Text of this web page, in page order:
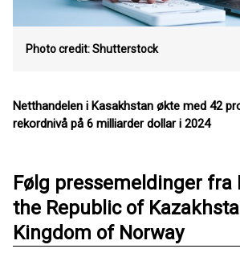
Photo credit: Shutterstock
Netthandelen i Kasakhstan økte med 42
rekordnivå på 6 milliarder dollar i 2024
Følg pressemeldinger fra
the Republic of
Kingdom of Norway